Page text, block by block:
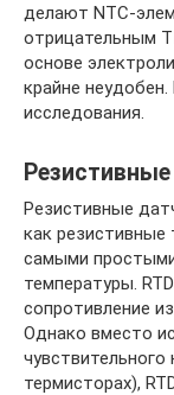
делают NTC-
отрицательным
основе
крайне
исследования.
Резистивные
как
самыми
температуры.
сопротивление
Однако вместо
термисторах),